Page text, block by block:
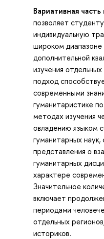
Вариативная
позволяет
индивидуальную
широком
дополнительной
изучения
подход
современными
гуманитаристике
методах изучения
овладению языком
гуманитарных
представления о
гуманитарных
характере
Значительное
включает
периодами
отдельных
историков.